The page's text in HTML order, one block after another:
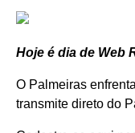
Hoje é dia de Web
O Palmeiras
transmite direto do